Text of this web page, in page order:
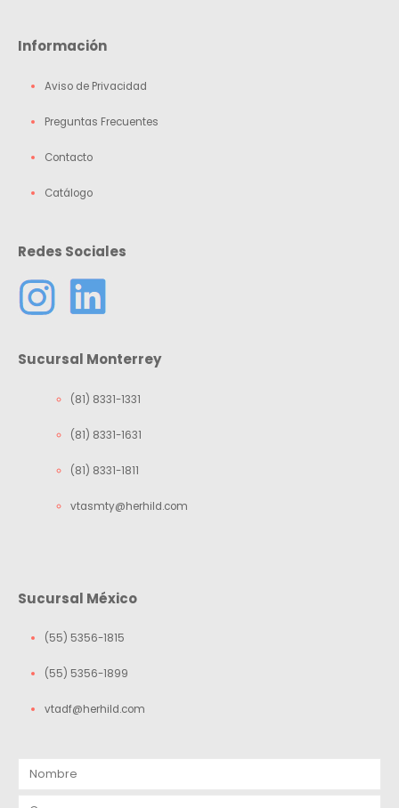
Información
Aviso de Privacidad
Preguntas Frecuentes
Contacto
Catálogo
Redes Sociales
Sucursal Monterrey
(81) 8331-1331
(81) 8331-1631
(81) 8331-1811
vtasmty@herhild.com
Sucursal México
(55) 5356-1815
(55) 5356-1899
vtadf@herhild.com